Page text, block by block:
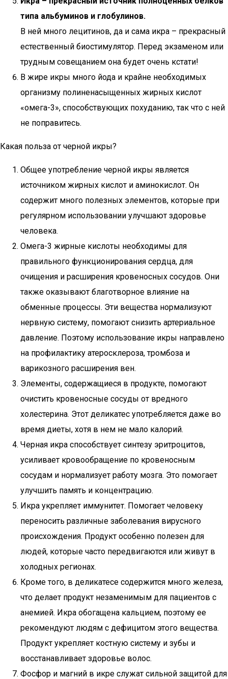
типа альбуминов и глобулинов.
В ней много лецитинов, да и сама икра – прекрасный
естественный биостимулятор. Перед экзаменом или
трудным совещанием она будет очень кстати!
В жире икры много йода и крайне необходимых
организму полиненасыщенных жирных кислот
«омега-3», способствующих похуданию, так что с ней
не поправитесь.
Какая польза от черной икры?
Общее употребление черной икры является
источником жирных кислот и аминокислот. Он
содержит много полезных элементов, которые при
регулярном использовании улучшают здоровье
человека.
Омега-3 жирные кислоты необходимы для
правильного функционирования сердца, для
очищения и расширения кровеносных сосудов. Они
также оказывают благотворное влияние на
обменные процессы. Эти вещества нормализуют
нервную систему, помогают снизить артериальное
давление. Поэтому использование икры направлено
на профилактику атеросклероза, тромбоза и
варикозного расширения вен.
Элементы, содержащиеся в продукте, помогают
очистить кровеносные сосуды от вредного
холестерина. Этот деликатес употребляется даже во
время диеты, хотя в нем не мало калорий.
Черная икра способствует синтезу эритроцитов,
усиливает кровообращение по кровеносным
сосудам и нормализует работу мозга. Это помогает
улучшить память и концентрацию.
Икра укрепляет иммунитет. Помогает человеку
переносить различные заболевания вирусного
происхождения. Продукт особенно полезен для
людей, которые часто передвигаются или живут в
холодных регионах.
Кроме того, в деликатесе содержится много железа,
что делает продукт незаменимым для пациентов с
анемией. Икра обогащена кальцием, поэтому ее
рекомендуют людям с дефицитом этого вещества.
Продукт укрепляет костную систему и зубы и
восстанавливает здоровье волос.
Фосфор и магний в икре служат сильной защитой для